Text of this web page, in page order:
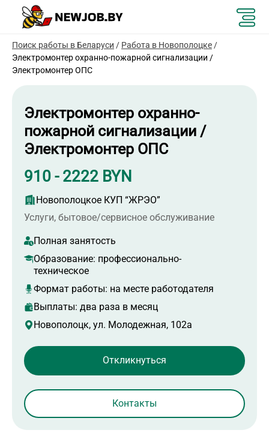
Поиск работы в Беларуси / Работа в Новополоцке /
Электромонтер охранно-пожарной сигнализации /
Электромонтер ОПС
Электромонтер охранно-
пожарной сигнализации /
Электромонтер ОПС
910 - 2222 BYN
Новополоцкое КУП “ЖРЭО”
Услуги, бытовое/сервисное обслуживание
Полная занятость
Образование: профессионально-
техническое
Формат работы: на месте работодателя
Выплаты: два раза в месяц
Новополоцк, ул. Молодежная, 102а
Контакты